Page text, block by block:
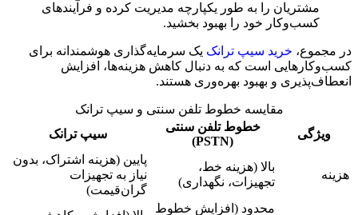
مشتریان را به طور یکپارچه مدیریت کرده و فرآیندهای
کسب‌وکار خود را بهبود بخشید.
در مجموع، خرید سیپ ترانک یک سرمایه‌گذاری هوشمندانه برای
کسب‌وکارهایی است که به دنبال کاهش هزینه‌ها، افزایش
انعطاف‌پذیری و بهبود بهره‌وری هستند.
مقایسه خطوط تلفن سنتی و سیپ ترانک
ویژگی
خطوط تلفن سنتی
(PSTN)
سیپ ترانک
هزینه
بالا (هزینه خط،
تجهیزات، نگهداری)
پایین (هزینه اشتراک، بدون
نیاز به تجهیزات
گران‌قیمت)
محدود (افزایش خطوط